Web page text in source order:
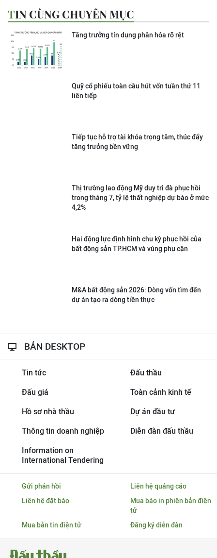
TIN CÙNG CHUYÊN MỤC
Tăng trưởng tín dụng phân hóa rõ rệt
Quỹ cổ phiếu toàn cầu hút vốn tuần thứ 11
liên tiếp
Tiếp tục hỗ trợ tài khóa trọng tâm, thúc đẩy
tăng trưởng bền vững
Thị trường lao động Mỹ duy trì đà phục hồi
trong tháng 7, tỷ lệ thất nghiệp dự báo ở mức
4,2%
Hai động lực định hình chu kỳ phục hồi của
bất động sản TP.HCM và vùng phụ cận
M&A bất động sản 2026: Dòng vốn tìm đến
dự án tạo ra dòng tiền thực
BẢN DESKTOP
Tin tức Đấu thầu
Đấu giá Toàn cảnh kinh tế
Hồ sơ nhà thầu Dự án đầu tư
Thông tin doanh nghiệp Diễn đàn đấu thầu
Information on
International Tendering
Gửi phản hồi
Liên hệ quảng cáo
Liên hệ đặt báo
Mua báo in phiên bản điện
tử
Mua bản tin điện tử
Đăng ký diễn đàn